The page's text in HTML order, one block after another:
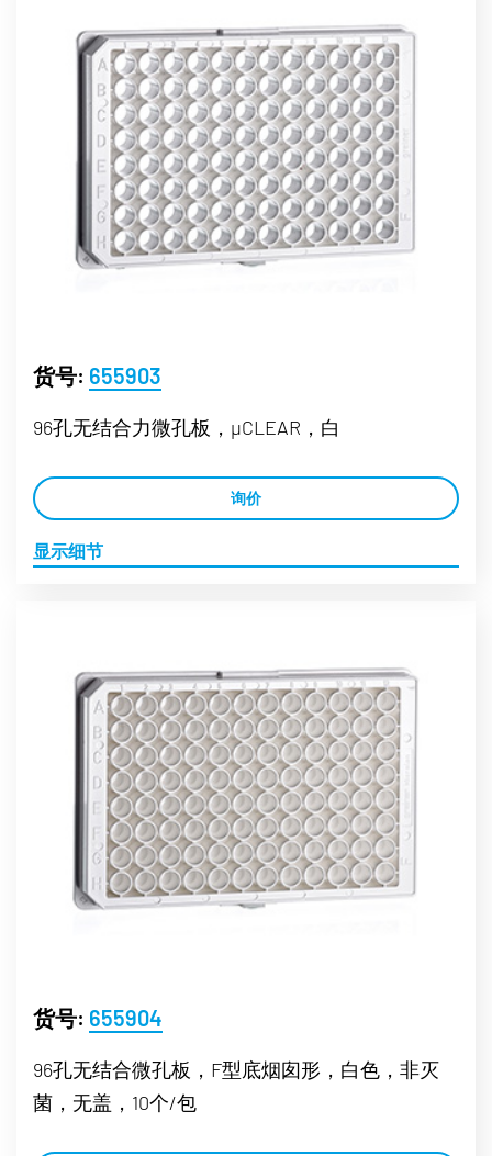
货号: 655903
96孔无结合力微孔板，µCLEAR，白
询价
显示细节
货号: 655904
96孔无结合微孔板，F型底烟囱形，白色，非灭
菌，无盖，10个/包